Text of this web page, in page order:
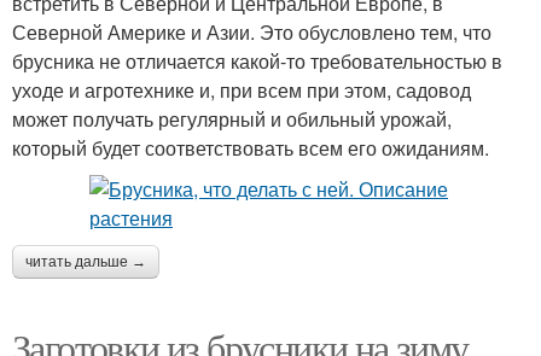
Северной Америке и Азии. Это обусловлено тем, что
брусника не отличается какой-то требовательностью в
уходе и агротехнике и, при всем при этом, садовод
может получать регулярный и обильный урожай,
который будет соответствовать всем его ожиданиям.
читать дальше →